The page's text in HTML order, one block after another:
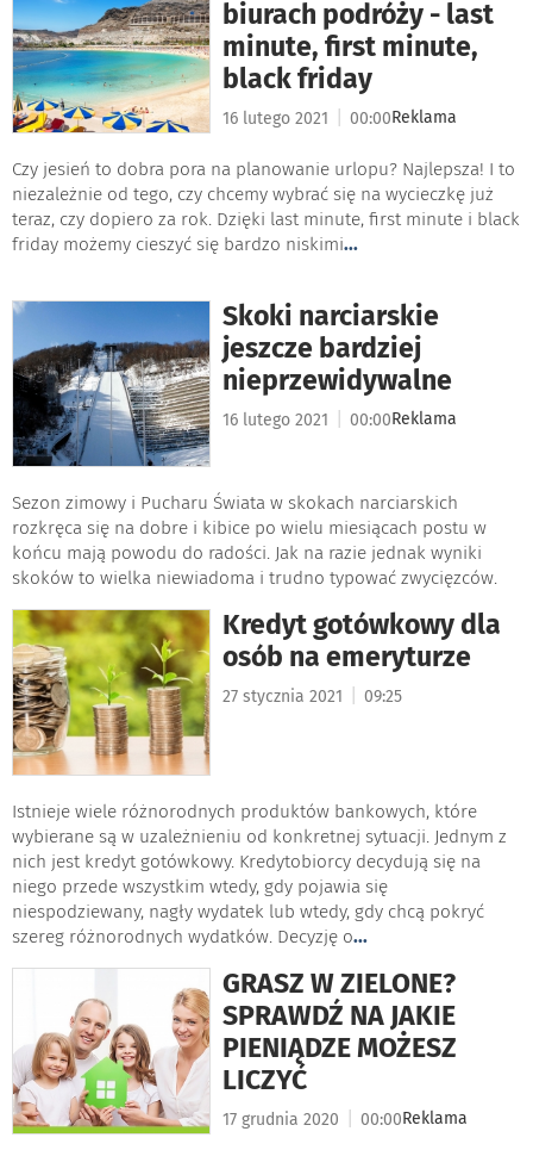
biurach podróży - last
minute, first minute,
black friday
16 lutego 2021 00:00Reklama
Czy jesień to dobra pora na planowanie urlopu? Najlepsza! I to
niezależnie od tego, czy chcemy wybrać się na wycieczkę już
teraz, czy dopiero za rok. Dzięki last minute, first minute i black
friday możemy cieszyć się bardzo niskimi...
Skoki narciarskie
jeszcze bardziej
nieprzewidywalne
16 lutego 2021 00:00Reklama
Sezon zimowy i Pucharu Świata w skokach narciarskich
rozkręca się na dobre i kibice po wielu miesiącach postu w
końcu mają powodu do radości. Jak na razie jednak wyniki
skoków to wielka niewiadoma i trudno typować zwycięzców.
Kredyt gotówkowy dla
osób na emeryturze
27 stycznia 2021 09:25
Istnieje wiele różnorodnych produktów bankowych, które
wybierane są w uzależnieniu od konkretnej sytuacji. Jednym z
nich jest kredyt gotówkowy. Kredytobiorcy decydują się na
niego przede wszystkim wtedy, gdy pojawia się
niespodziewany, nagły wydatek lub wtedy, gdy chcą pokryć
szereg różnorodnych wydatków. Decyzję o...
GRASZ W ZIELONE?
SPRAWDŹ NA JAKIE
PIENIĄDZE MOŻESZ
LICZYĆ
17 grudnia 2020 00:00Reklama